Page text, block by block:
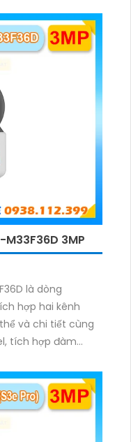
đèn ấm cho hình
khác nhau trong
M33F36D 3MP
là dòng
hợp hai kênh
và chi tiết cùng
tích hợp đàm